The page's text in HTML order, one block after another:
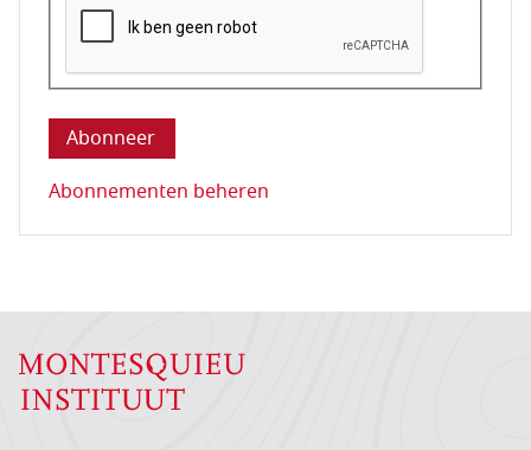
Deze vraag is om te controleren dat u een mens
Abonnementen beheren